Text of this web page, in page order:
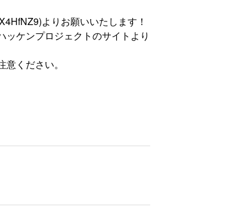
よりお願いいたします！
ケンプロジェクトのサイトより
ください。